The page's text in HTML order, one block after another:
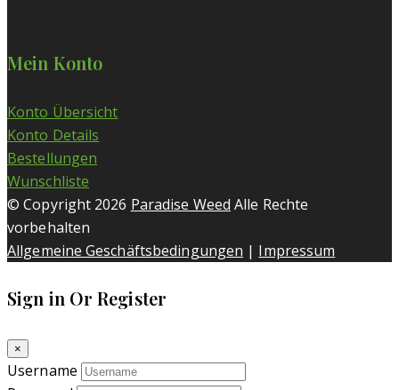
Mein Konto
Konto Übersicht
Konto Details
Bestellungen
Wunschliste
© Copyright 2026 Paradise Weed Alle Rechte
vorbehalten
Allgemeine Geschäftsbedingungen | Impressum
Sign in Or Register
×
Username